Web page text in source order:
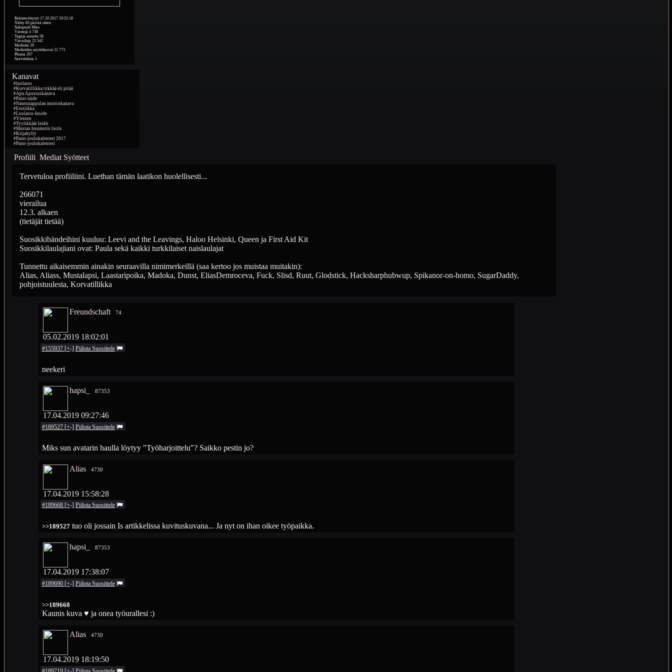
Rekisteröitynyt 17.10.2017 20:52:18
Nähty 83 päivää sitten
Sukupuoli Mies
Viestejä 4 730
Tageja annettu 56
Vierailuja 22 542
Medioita 20
Medioiden näyttökerrat 21 773
Plussia 207
Saavutuksia 1
Kanavat
#luolasto
#Korvatillikka tykkää eli pitää
#Apu Apustuskanava
#Paint-taide
#Naurunappulan muistokanava
#Erotiikka
#Luolasto-Inside
#Yleinen
#Tyylikkäät leidit
#Mustan huumorin luola
#Kirjahylly
#Paint-joulukalenteri 2017
#Paint-joulukalenteri
Profiili Mediat Syötteet
Tervetuloa profiiliini. Luethan tämän laatikon huolellisesti...
266071
vierailua
12.3. alkaen
(tietäjät tietää)
Suosikkibändeihini kuuluu: Leevi and the Leavings, Haloo Helsinki, Queen ja First Aid Kit
Suosikkilaulajiani ovat: Paula sekä kaikki turkkilaiset naislaulajat
Tunnettu aikaisemmin ainakin seuraavilla nimimerkeillä (saa kertoo jos muistaa muitakin):
Alias, Aliass, Mustalapsi, Laastaripoika, Madoka, Dunst, EliasDemroceva, Fuck, Slisd, Ruut, Glodstick, Hacksharphubwup, Spikanor-on-homo, SugarDaddy,
pohjoistuulesta, Korvatillikka
Freundschaft 74
05.02.2019 18:02:01
#155937 [+-] Piilota Suosittele
neekeri
hapsi_ 87353
17.04.2019 09:27:46
#189527 [+-] Piilota Suosittele
Miks sun avatarin haulla löytyy "Työharjoittelu"? Saikko pestin jo?
Alias 4730
17.04.2019 15:58:28
#189668 [+-] Piilota Suosittele
>>189527tuo oli jossain Is artikkelissa kuvituskuvana... Ja nyt on ihan oikee työpaikka.
hapsi_ 87353
17.04.2019 17:38:07
#189690 [+-] Piilota Suosittele
>>189668
Kaunis kuva ♥ ja onea työurallesi :)
Alias 4730
17.04.2019 18:19:50